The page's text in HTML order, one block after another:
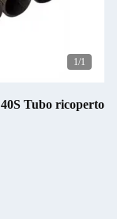
1/1
Tubo ricoperto